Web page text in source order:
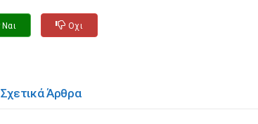
Ναι Οχι
Σχετικά Άρθρα